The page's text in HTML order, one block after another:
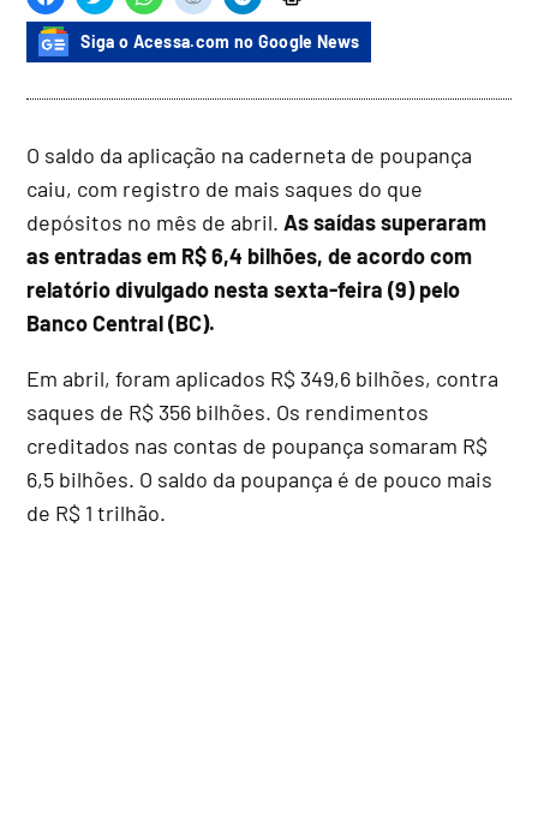
Siga o Acessa.com no Google News
O saldo da aplicação na caderneta de poupança
caiu, com registro de mais saques do que
depósitos no mês de abril.As saídas superaram
as entradas em R$ 6,4 bilhões, de acordo com
relatório divulgado nesta sexta-feira (9) pelo
Banco Central (BC).
Em abril, foram aplicados R$ 349,6 bilhões, contra
saques de R$ 356 bilhões. Os rendimentos
creditados nas contas de poupança somaram R$
6,5 bilhões. O saldo da poupança é de pouco mais
de R$ 1 trilhão.